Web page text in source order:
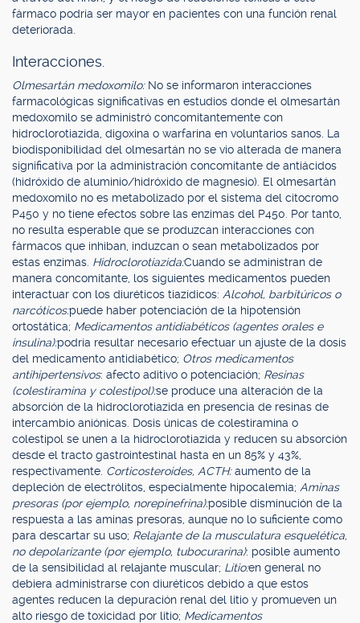
fármaco podría ser mayor en pacientes con una función renal
deteriorada.
Interacciones.
Olmesartán medoxomilo: No se informaron interacciones
farmacológicas significativas en estudios donde el olmesartán
medoxomilo se administró concomitantemente con
hidroclorotiazida, digoxina o warfarina en voluntarios sanos. La
biodisponibilidad del olmesartán no se vio alterada de manera
significativa por la administración concomitante de antiácidos
(hidróxido de aluminio/hidróxido de magnesio). El olmesartán
medoxomilo no es metabolizado por el sistema del citocromo
P450 y no tiene efectos sobre las enzimas del P450. Por tanto,
no resulta esperable que se produzcan interacciones con
fármacos que inhiban, induzcan o sean metabolizados por
estas enzimas. Hidroclorotiazida:Cuando se administran de
manera concomitante, los siguientes medicamentos pueden
interactuar con los diuréticos tiazídicos: Alcohol, barbitúricos o
narcóticos:puede haber potenciación de la hipotensión
ortostática; Medicamentos antidiabéticos (agentes orales e
insulina):podría resultar necesario efectuar un ajuste de la dosis
del medicamento antidiabético; Otros medicamentos
antihipertensivos: afecto aditivo o potenciación; Resinas
(colestiramina y colestipol):se produce una alteración de la
absorción de la hidroclorotiazida en presencia de resinas de
intercambio aniónicas. Dosis únicas de colestiramina o
colestipol se unen a la hidroclorotiazida y reducen su absorción
desde el tracto gastrointestinal hasta en un 85% y 43%,
respectivamente. Corticosteroides, ACTH:aumento de la
depleción de electrólitos, especialmente hipocalemia; Aminas
presoras (por ejemplo, norepinefrina):posible disminución de la
respuesta a las aminas presoras, aunque no lo suficiente como
para descartar su uso; Relajante de la musculatura esquelética,
no depolarizante (por ejemplo, tubocurarina): posible aumento
de la sensibilidad al relajante muscular; Litio:en general no
debiera administrarse con diuréticos debido a que estos
agentes reducen la depuración renal del litio y promueven un
alto riesgo de toxicidad por litio; Medicamentos